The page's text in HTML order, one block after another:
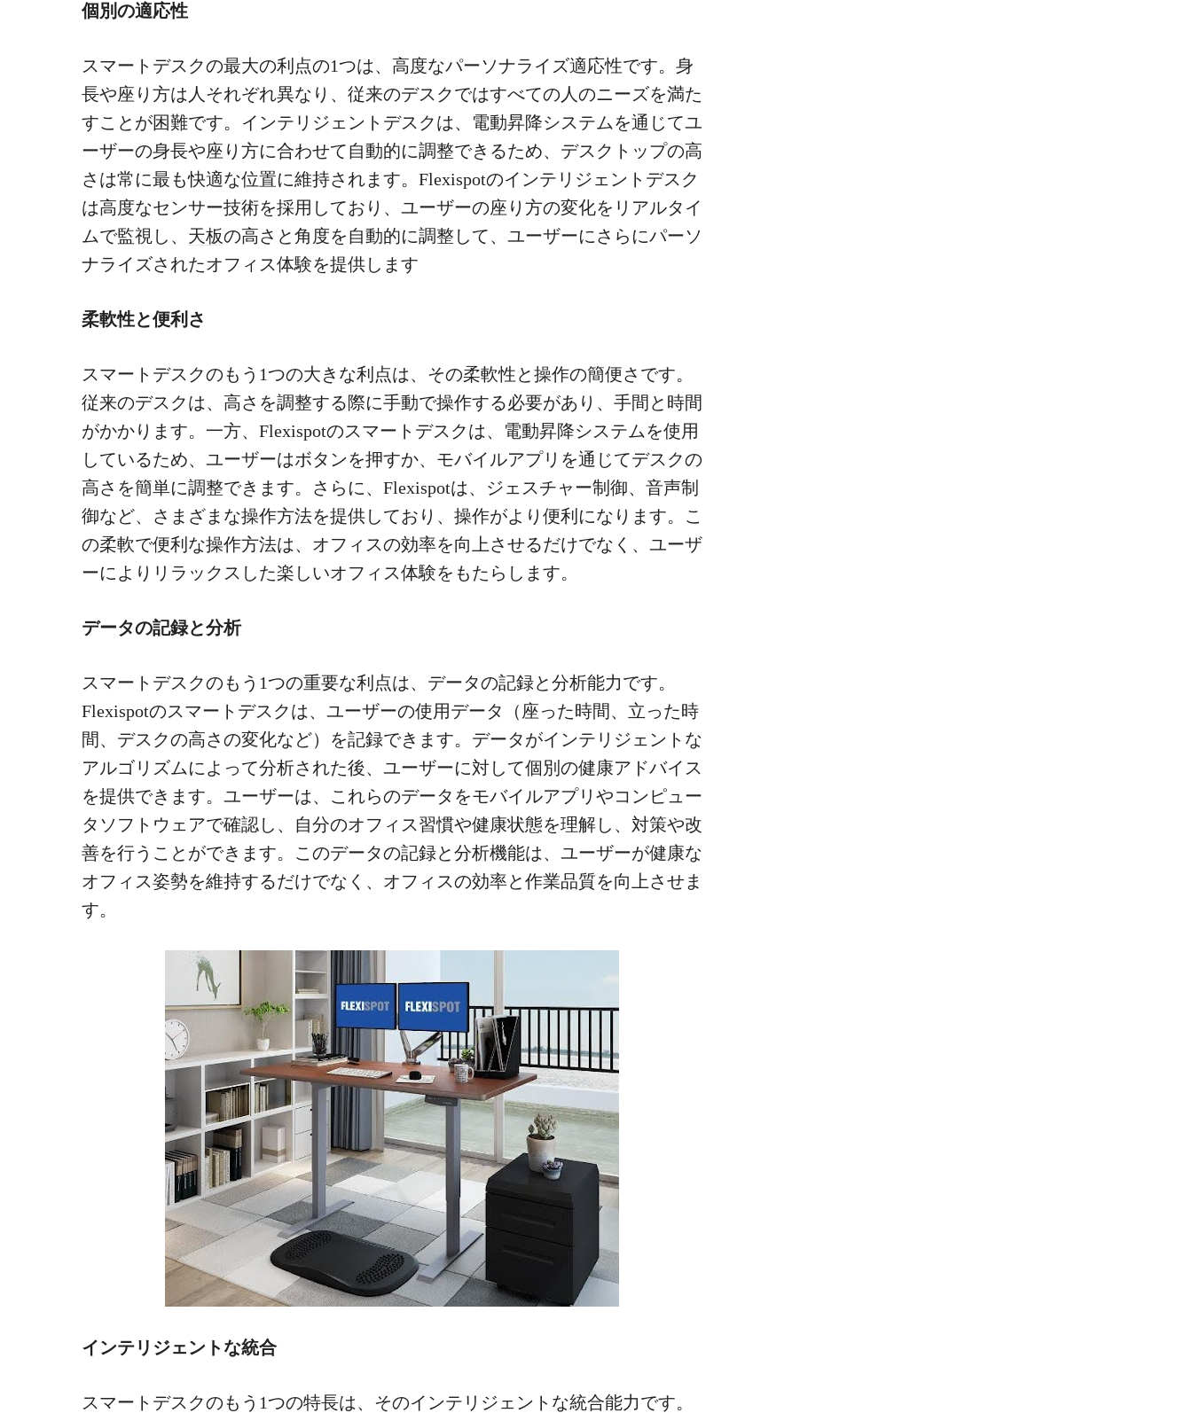
個別の適応性
スマートデスクの最大の利点の1つは、高度なパーソナライズ適応性です。身
長や座り方は人それぞれ異なり、従来のデスクではすべての人のニーズを満た
すことが困難です。インテリジェントデスクは、電動昇降システムを通じてユ
ーザーの身長や座り方に合わせて自動的に調整できるため、デスクトップの高
さは常に最も快適な位置に維持されます。Flexispotのインテリジェントデスク
は高度なセンサー技術を採用しており、ユーザーの座り方の変化をリアルタイ
ムで監視し、 天板の高さと角度を自動的に調整して、ユーザーにさらにパーソ
ナライズされたオフィス体験を提供します
柔軟性と便利さ
スマートデスクのもう1つの大きな利点は、その柔軟性と操作の簡便さです。
従来のデスクは、高さを調整する際に手動で操作する必要があり、手間と時間
がかかります。一方、Flexispotのスマートデスクは、電動昇降システムを使用
しているため、ユーザーはボタンを押すか、モバイルアプリを通じてデスクの
高さを簡単に調整できます。さらに、Flexispotは、ジェスチャー制御、音声制
御など、さまざまな操作方法を提供しており、操作がより便利になります。こ
の柔軟で便利な操作方法は、オフィスの効率を向上させるだけでなく、ユーザ
ーによりリラックスした楽しいオフィス体験をもたらします。
データの記録と分析
スマートデスクのもう1つの重要な利点は、データの記録と分析能力です。
Flexispotのスマートデスクは、ユーザーの使用データ（座った時間、立った時
間、デスクの高さの変化など）を記録できます。データがインテリジェントな
アルゴリズムによって分析された後、ユーザーに対して個別の健康アドバイス
を提供できます。ユーザーは、これらのデータをモバイルアプリやコンピュー
タソフトウェアで確認し、自分のオフィス習慣や健康状態を理解し、対策や改
善を行うことができます。このデータの記録と分析機能は、ユーザーが健康な
オフィス姿勢を維持するだけでなく、オフィスの効率と作業品質を向上させま
す。
インテリジェントな統合
スマートデスクのもう1つの特長は、そのインテリジェントな統合能力です。